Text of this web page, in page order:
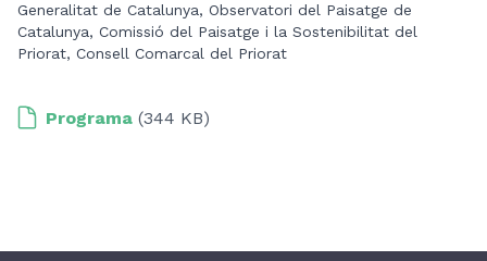
Generalitat de Catalunya, Observatori del Paisatge de
Catalunya, Comissió del Paisatge i la Sostenibilitat del
Priorat, Consell Comarcal del Priorat
Programa (344 KB)